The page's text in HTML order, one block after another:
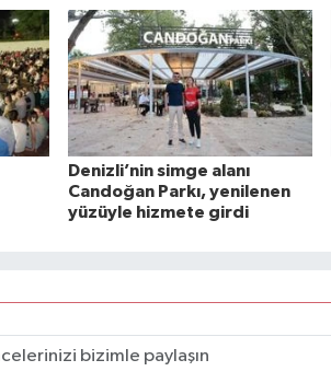
Denizli’nin simge alanı
Candoğan Parkı, yenilenen
yüzüyle hizmete girdi